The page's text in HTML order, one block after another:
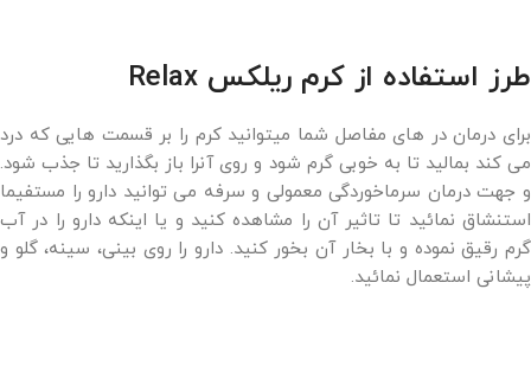
طرز استفاده از کرم ریلکس Relax
برای درمان در های مفاصل شما میتوانید کرم را بر قسمت هایی که درد
می کند بمالید تا به خوبی گرم شود و روی آنرا باز بگذارید تا جذب شود.
و جهت درمان سرماخوردگی معمولی و سرفه می توانید دارو را مستفیما
استنشاق نمائید تا تاثیر آن را مشاهده کنید و یا اینکه دارو را در آب
گرم رقیق نموده و با بخار آن بخور کنید. دارو را روی بینی، سینه، گلو و
پیشانی استعمال نمائید.